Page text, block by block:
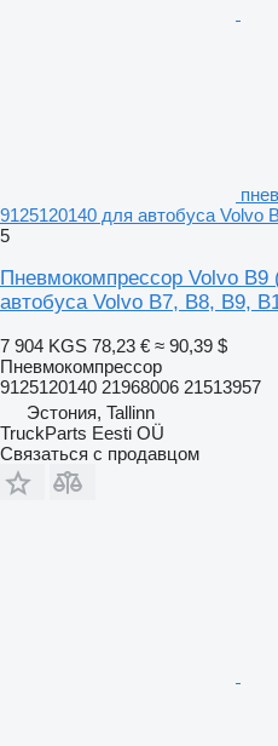
9125120140 для автобуса Volvo
5
Пневмокомпрессор Volvo B9
автобуса Volvo B7, B8, B9,
7 904 KGS 78,23 € ≈ 90,39 $
Пневмокомпрессор
9125120140 21968006 21513957
Эстония, Tallinn
TruckParts Eesti OÜ
Связаться с продавцом